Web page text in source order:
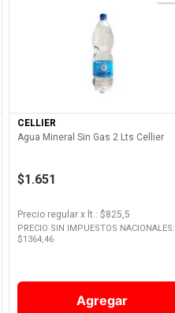
Ver Producto
CELLIER
Agua Mineral Sin Gas 2 Lts Cellier
$1.651
Precio regularx lt.: $825,5
PRECIO SIN IMPUESTOS NACIONALES:
$1364,46
Agregar